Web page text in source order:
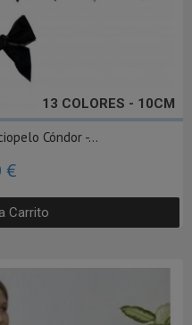
13 COLORES - 10CM
Cóndor -...
€
Carrito